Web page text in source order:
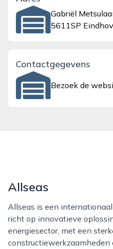
Gabriël
5611SP
Contactgegevens
Bezoek de
Allseas
Allseas is een internationaal opererend bedrijf dat zich
richt op innovatieve
energiesector, met een
constructiewerkzaamheden